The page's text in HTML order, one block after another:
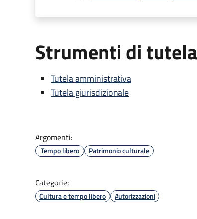
Strumenti di tutela
Tutela amministrativa
Tutela giurisdizionale
Argomenti:
Tempo libero Patrimonio culturale
Categorie:
Cultura e tempo libero Autorizzazioni